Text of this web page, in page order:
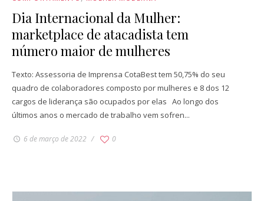
Dia Internacional da Mulher:
marketplace de atacadista tem
número maior de mulheres
Texto: Assessoria de Imprensa CotaBest tem 50,75% do seu
quadro de colaboradores composto por mulheres e 8 dos 12
cargos de liderança são ocupados por elas Ao longo dos
últimos anos o mercado de trabalho vem sofren...
6 de março de 2022 0